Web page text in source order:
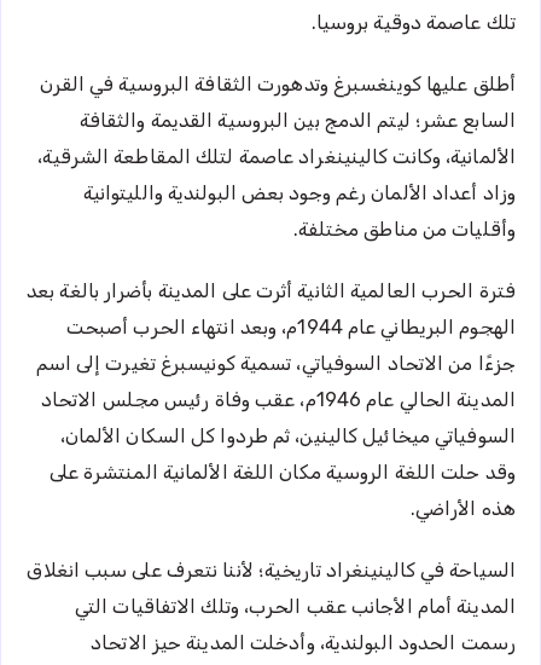
تلك عاصمة دوقية بروسيا.
أطلق عليها كوينغسبرغ وتدهورت الثقافة البروسية في القرن
السابع عشر؛ ليتم الدمج بين البروسية القديمة والثقافة
الألمانية، وكانت كالينينغراد عاصمة لتلك المقاطعة الشرقية،
وزاد أعداد الألمان رغم وجود بعض البولندية والليتوانية
وأقليات من مناطق مختلفة.
فترة الحرب العالمية الثانية أثرت على المدينة بأضرار بالغة بعد
الهجوم البريطاني عام 1944م، وبعد انتهاء الحرب أصبحت
جزءًا من الاتحاد السوفياتي، تسمية كونيسبرغ تغيرت إلى اسم
المدينة الحالي عام 1946م، عقب وفاة رئيس مجلس الاتحاد
السوفياتي ميخائيل كالينين، ثم طردوا كل السكان الألمان،
وقد حلت اللغة الروسية مكان اللغة الألمانية المنتشرة على
هذه الأراضي.
السياحة في كالينينغراد تاريخية؛ لأننا نتعرف على سبب انغلاق
المدينة أمام الأجانب عقب الحرب، وتلك الاتفاقيات التي
رسمت الحدود البولندية، وأدخلت المدينة حيز الاتحاد